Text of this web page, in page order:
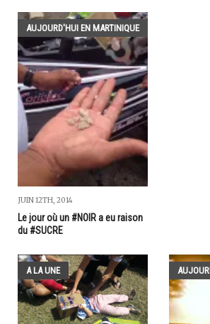
AUJOURD'HUI EN MARTINIQUE
JUIN 12TH, 2014
Le jour où un #NOIR a eu raison
du #SUCRE
A LA UNE